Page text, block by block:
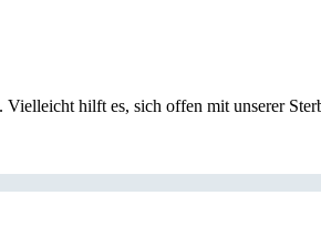
hilft es, sich offen mit unserer